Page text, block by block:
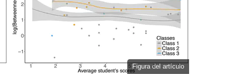
Figura del artículo